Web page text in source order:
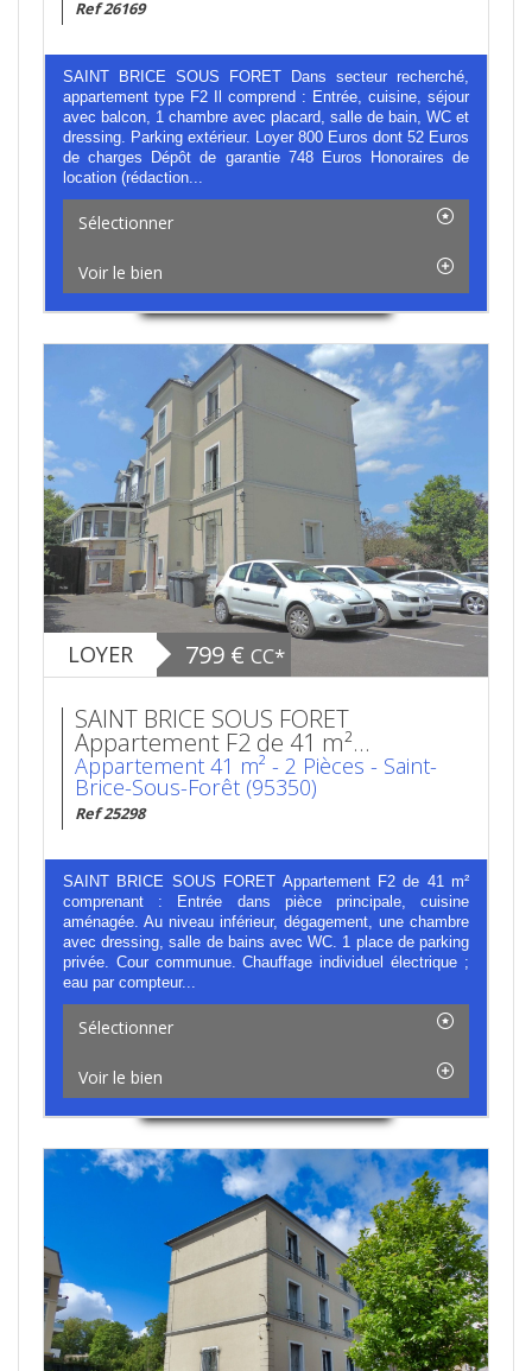
Ref 26169
SAINT BRICE SOUS FORET Dans secteur recherché,
appartement type F2 Il comprend : Entrée, cuisine, séjour
avec balcon, 1 chambre avec placard, salle de bain, WC et
dressing. Parking extérieur. Loyer 800 Euros dont 52 Euros
de charges Dépôt de garantie 748 Euros Honoraires de
location (rédaction...
Sélectionner
Voir le bien
LOYER 799 € CC*
SAINT BRICE SOUS FORET
Appartement F2 de 41 m²...
Appartement 41 m² - 2 Pièces - Saint-
Brice-Sous-Forêt (95350)
Ref 25298
SAINT BRICE SOUS FORET Appartement F2 de 41 m²
comprenant : Entrée dans pièce principale, cuisine
aménagée. Au niveau inférieur, dégagement, une chambre
avec dressing, salle de bains avec WC. 1 place de parking
privée. Cour communue. Chauffage individuel électrique ;
eau par compteur...
Sélectionner
Voir le bien